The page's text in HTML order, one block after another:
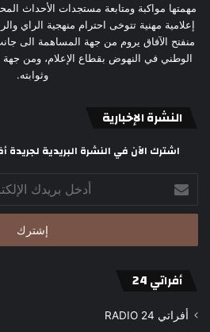
مهمتها مواكبة ومتابعة مستجدات الأحداث
إعلامية مهنية تتوخى احترام منهجية الراي
منفتح الآفاق يروم من جهة المساهمة الى
الوطني في النهوض بقطاع الإعلام، ومن
وثوابته.
النشرة الإخبارية
اشترك الآن في النشرة البريدية لجريدة أفراتي 24، لتصلك آخر
بريدك
الإلكتروني
أفراتي 24
أفراتي 24 RADIO